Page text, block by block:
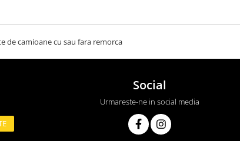
de camioane cu sau fara remorca
Social
Urmareste-ne in social media